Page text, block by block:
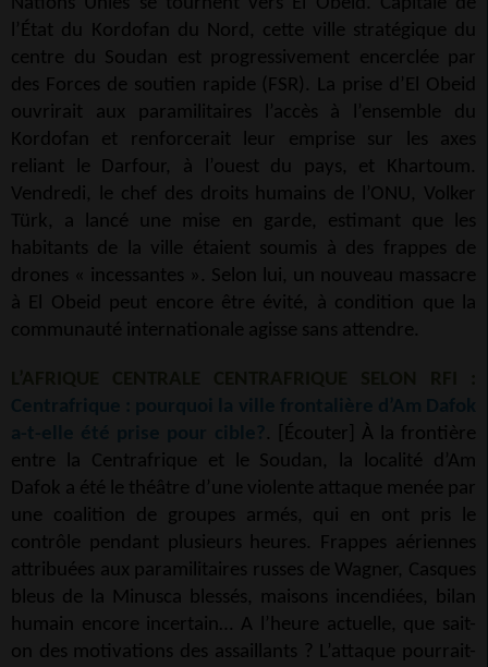
l’État du Kordofan du Nord, cette ville stratégique du
centre du Soudan est progressivement encerclée par
des Forces de soutien rapide (FSR). La prise d’El Obeid
ouvrirait aux paramilitaires l’accès à l’ensemble du
Kordofan et renforcerait leur emprise sur les axes
reliant le Darfour, à l’ouest du pays, et Khartoum.
Vendredi, le chef des droits humains de l’ONU, Volker
Türk, a lancé une mise en garde, estimant que les
habitants de la ville étaient soumis à des frappes de
drones « incessantes ». Selon lui, un nouveau massacre
à El Obeid peut encore être évité, à condition que la
communauté internationale agisse sans attendre.
. [Écouter] À la frontière
entre la Centrafrique et le Soudan, la localité d’Am
Dafok a été le théâtre d’une violente attaque menée par
une coalition de groupes armés, qui en ont pris le
contrôle pendant plusieurs heures. Frappes aériennes
attribuées aux paramilitaires russes de Wagner, Casques
bleus de la Minusca blessés, maisons incendiées, bilan
humain encore incertain… A l’heure actuelle, que sait-
on des motivations des assaillants ? L’attaque pourrait-